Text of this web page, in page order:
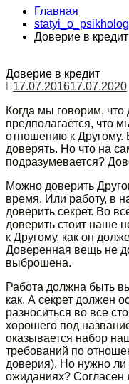
Главная
Доверие в кредит
Доверие в кредит
17.07.201617.07.2020
Когда мы говорим,
предполагается, что
отношению к Другому.
доверять. Но что на
подразумевается?
Можно доверить
время. Или работу, в
доверить секрет. Во
доверить стоит наше
к Другому, как он
Доверенная вещь не
выброшена.
Работа должна быть
как. А секрет должен
разноситься во все
хорошего под
оказывается набор
требований по
доверия). Но нужно ли
ожиданиях? Согласен